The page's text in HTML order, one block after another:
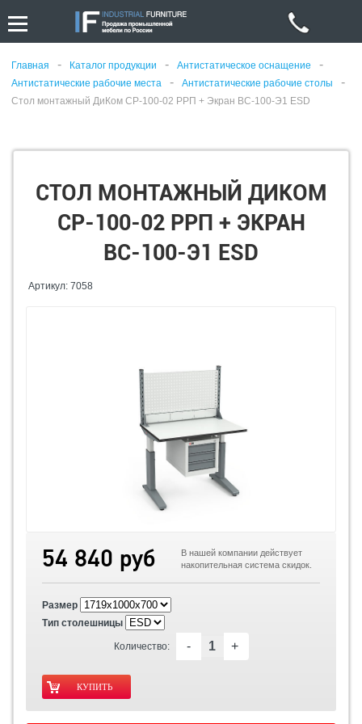
Главная - Каталог продукции - Антистатическое оснащение -
Антистатические рабочие места - Антистатические рабочие столы -
Стол монтажный ДиКом СР-100-02 РРП + Экран ВС-100-Э1 ESD
СТОЛ МОНТАЖНЫЙ ДИКОМ
СР-100-02 РРП + ЭКРАН
ВС-100-Э1 ESD
Артикул: 7058
54 840 руб
В нашей компании действует
накопительная система скидок.
Размер
Тип столешницы
Количество: - +